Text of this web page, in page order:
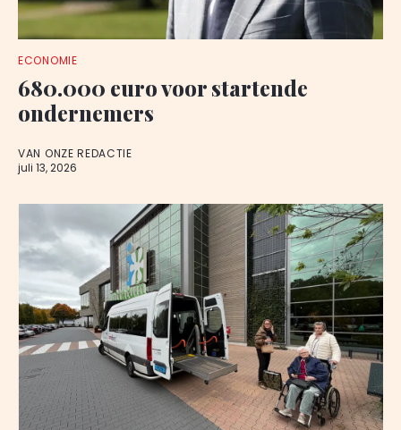
ECONOMIE
680.000 euro voor startende
ondernemers
VAN ONZE REDACTIE
juli 13, 2026